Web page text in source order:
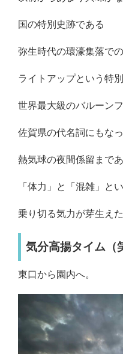
国の特別史跡である
弥生時代の環濠集落での
ライトアップという特
世界最大級のバルーン
佐賀県の代名詞にもな
熱気球の夜間係留まであ
「体力」と「混雑」と
乗り切る気力が芽生えた
気分高揚タイム（
東口から園内へ。